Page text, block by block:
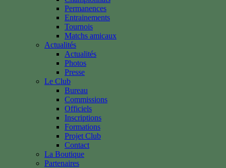
Permanences
Entrainements
Tournois
Matchs amicaux
Actualités
Actualités
Photos
Presse
Le Club
Bureau
Commissions
Officiels
Inscriptions
Formations
Projet Club
Contact
La Boutique
Partenaires